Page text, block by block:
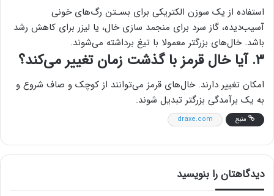
استفاده از یک سوزن الکتریکی برای بسـتن رگ‌های خونی
آسیب‌دیده، گاز سرد برای منجمد سازی خال، یا لیزر برای کاهش رشد
باشد. خال‌های بزرگتر معمولا با تیغ برداشته می‌شوند.
۳. آیا خال قرمز با گذشت زمان تغییر می‌کند؟
امکان تغییر دارند. خال‌های قرمز می‌توانند از کوچک و صاف شروع و
به یک برآمدگی بزرگتر تبدیل شوند.
منبع draxe.com
دیدگاهتان را بنویسید